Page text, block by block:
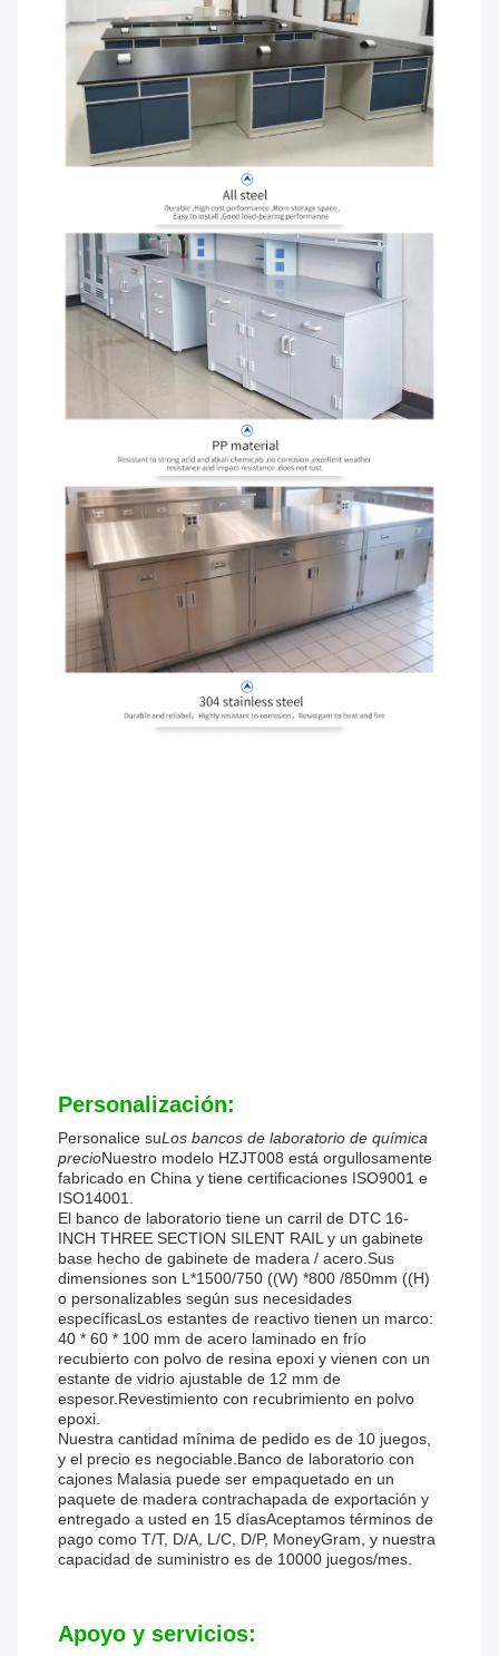
Personalización:
Personalice suLos bancos de laboratorio de química
precioNuestro modelo HZJT008 está orgullosamente
fabricado en China y tiene certificaciones ISO9001 e
ISO14001.
El banco de laboratorio tiene un carril de DTC 16-
INCH THREE SECTION SILENT RAIL y un gabinete
base hecho de gabinete de madera / acero.Sus
dimensiones son L*1500/750 ((W) *800 /850mm ((H)
o personalizables según sus necesidades
específicasLos estantes de reactivo tienen un marco:
40 * 60 * 100 mm de acero laminado en frío
recubierto con polvo de resina epoxi y vienen con un
estante de vidrio ajustable de 12 mm de
espesor.Revestimiento con recubrimiento en polvo
epoxi.
Nuestra cantidad mínima de pedido es de 10 juegos,
y el precio es negociable.Banco de laboratorio con
cajones Malasia puede ser empaquetado en un
paquete de madera contrachapada de exportación y
entregado a usted en 15 díasAceptamos términos de
pago como T/T, D/A, L/C, D/P, MoneyGram, y nuestra
capacidad de suministro es de 10000 juegos/mes.
Apoyo y servicios: